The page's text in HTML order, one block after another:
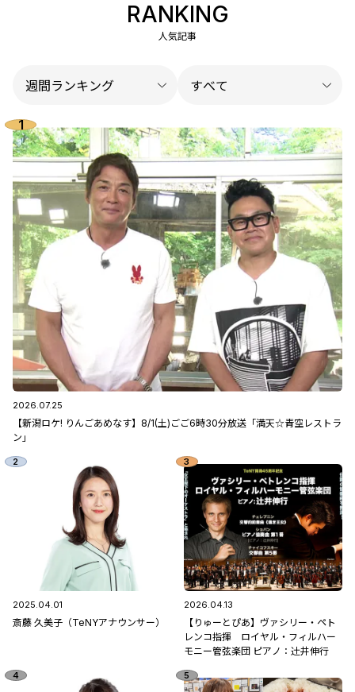
RANKING
人気記事
2026.07.25
【新潟ロケ! りんごあめなす】8/1(土)ごご6時30分放送「満天☆青空レストラ
ン」
2025.04.01
斎藤 久美子（TeNYアナウンサー）
2026.04.13
【りゅーとぴあ】ヴァシリー・ペト
レンコ指揮 ロイヤル・フィルハー
モニー管弦楽団 ピアノ：辻󠄀井伸行